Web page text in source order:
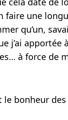
faire une
qu’un,
j’ai apportée
à force de
le bonheur des